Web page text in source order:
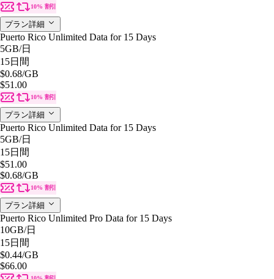
10% 割引
プラン詳細
Puerto Rico Unlimited Data for 15 Days
5GB/日
15日間
$0.68/GB
$51.00
10% 割引
プラン詳細
Puerto Rico Unlimited Data for 15 Days
5GB/日
15日間
$51.00
$0.68/GB
10% 割引
プラン詳細
Puerto Rico Unlimited Pro Data for 15 Days
10GB/日
15日間
$0.44/GB
$66.00